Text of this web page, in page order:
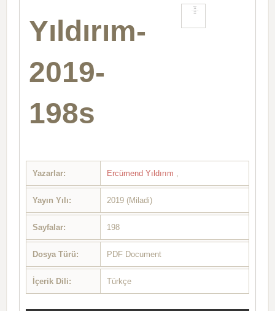
Yıldırım-
2019-
198s
Yazarlar: Ercümend Yıldırım
Yayın Yılı: 2019 (Miladi)
Sayfalar: 198
Dosya Türü: PDF Document
İçerik Dili: Türkçe